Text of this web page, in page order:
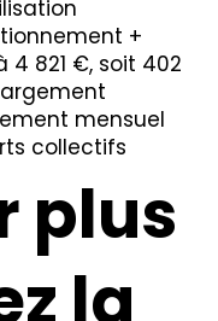
+
821 €, soit 402
mensuel
collectifs
plus
la